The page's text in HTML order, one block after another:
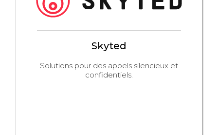
Skyted
Solutions pour des appels silencieux et
confidentiels.